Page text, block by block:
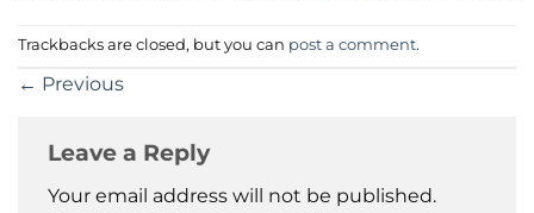
Trackbacks are closed, but you can post a comment.
← Previous
Leave a Reply
Your email address will not be published.